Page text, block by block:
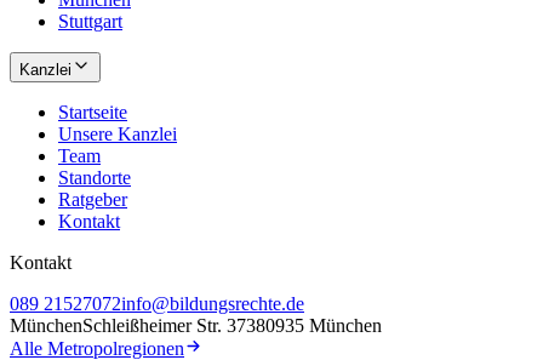
Stuttgart
Kanzlei
Startseite
Unsere Kanzlei
Team
Standorte
Ratgeber
Kontakt
Kontakt
089 21527072info@bildungsrechte.de
MünchenSchleißheimer Str. 37380935 München
Alle Metropolregionen